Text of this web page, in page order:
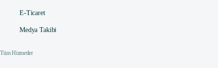
E-Ticaret
Medya Takibi
Tüm Hizmetler